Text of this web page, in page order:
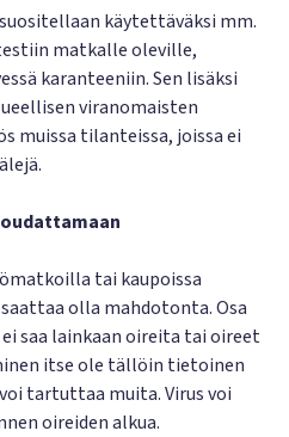
käytettäväksi mm.
matkalle oleville,
karanteeniin. Sen lisäksi
viranomaisten
muissa tilanteissa, joissa ei
tai kaupoissa
olla mahdotonta. Osa
saa lainkaan oireita tai oireet
itse ole tällöin tietoinen
tartuttaa muita. Virus voi
oireiden alkua.